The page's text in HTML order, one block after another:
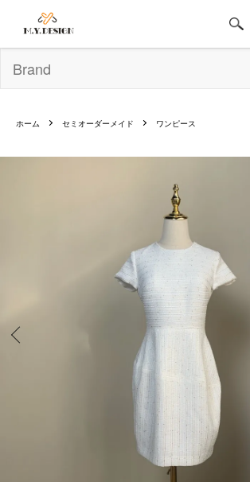
Brand
ホーム セミオーダーメイド ワンピース